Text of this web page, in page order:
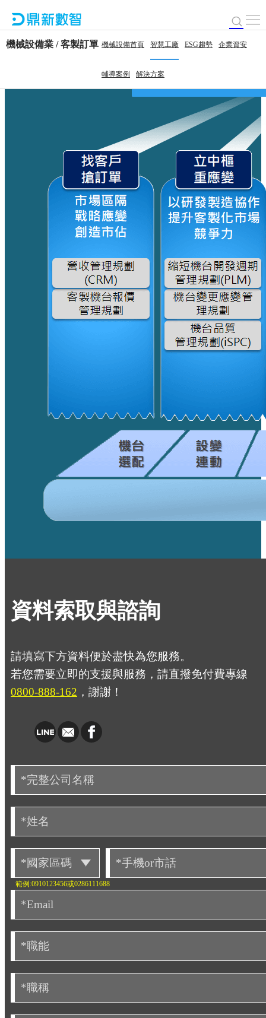
機械設備業 / 客製訂單 機械設備首頁 智慧工廠 ESG趨勢 企業資安
輔導案例 解決方案
資料索取與諮詢
請填寫下方資料便於盡快為您服務。
若您需要立即的支援與服務，請直撥免付費專線
0800-888-162 ，謝謝！
範例:0910123456或0286111688